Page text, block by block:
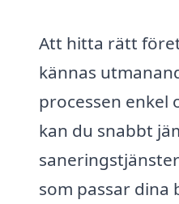
Att hitta rätt
kännas
processen enkel
kan du snabbt
som passar dina